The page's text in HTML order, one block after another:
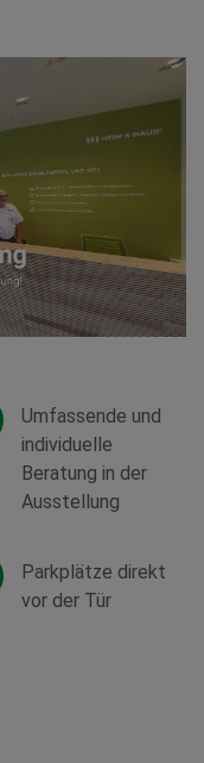
Umfassende und
individuelle
Beratung in der
Ausstellung
Parkplätze direkt
vor der Tür